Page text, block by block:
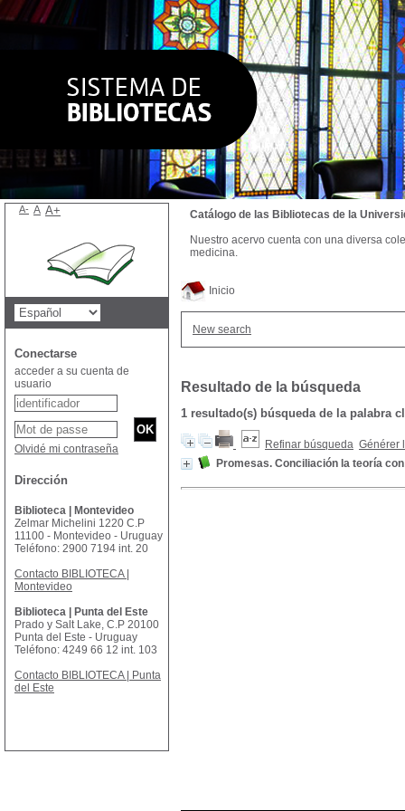
Inicio
New search
Resultado de la búsqueda
1 resultado(s) búsqueda de la palabra
Refinar búsqueda Générer
Promesas. Conciliación la teoría
Catálogo de las Bibliotecas de la
Nuestro acervo cuenta con una diversa
medicina.
A- A A+
Conectarse
acceder a su cuenta de
usuario
Olvidé mi contraseña
Dirección
Biblioteca | Montevideo
Zelmar Michelini 1220 C.P
11100 - Montevideo - Uruguay
Teléfono: 2900 7194 int. 20
Contacto BIBLIOTECA |
Montevideo
Biblioteca | Punta del Este
Prado y Salt Lake, C.P 20100
Punta del Este - Uruguay
Teléfono: 4249 66 12 int. 103
Contacto BIBLIOTECA | Punta
del Este